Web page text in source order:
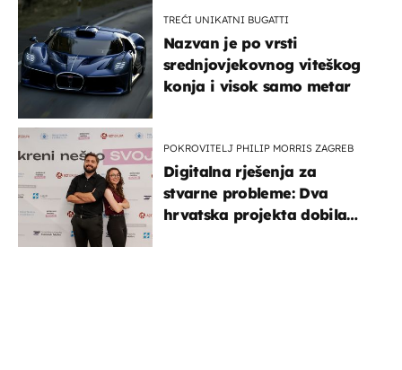
TREĆI UNIKATNI BUGATTI
Nazvan je po vrsti
srednjovjekovnog viteškog
konja i visok samo metar
POKROVITELJ PHILIP MORRIS ZAGREB
Digitalna rješenja za
stvarne probleme: Dva
hrvatska projekta dobila